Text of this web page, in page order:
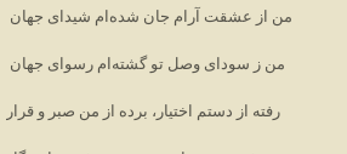
من از عشقت آرام جان شده‌ام شیدای جهان
من ز سودای وصل تو گشته‌ام رسوای جهان
رفته از دستم اختیار، برده از من صبر و قرار